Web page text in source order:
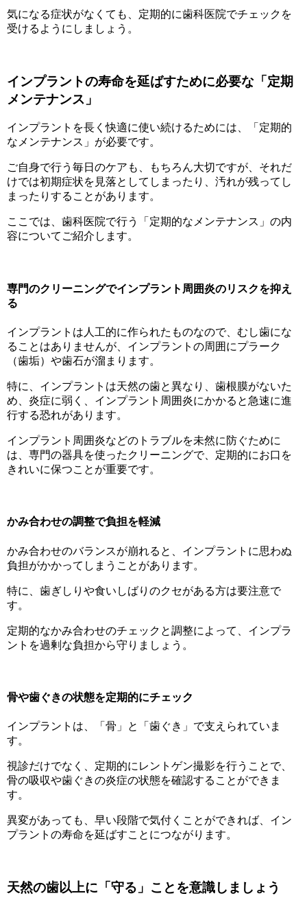
気になる症状がなくても、定期的に歯科医院でチェックを
受けるようにしましょう。
インプラントの寿命を延ばすために必要な「定期
メンテナンス」
インプラントを長く快適に使い続けるためには、「定期的
なメンテナンス」が必要です。
ご自身で行う毎日のケアも、もちろん大切ですが、それだ
けでは初期症状を見落としてしまったり、汚れが残ってし
まったりすることがあります。
ここでは、歯科医院で行う「定期的なメンテナンス」の内
容についてご紹介します。
専門のクリーニングでインプラント周囲炎のリスクを抑え
る
インプラントは人工的に作られたものなので、むし歯にな
ることはありませんが、インプラントの周囲にプラーク
（歯垢）や歯石が溜まります。
特に、インプラントは天然の歯と異なり、歯根膜がないた
め、炎症に弱く、インプラント周囲炎にかかると急速に進
行する恐れがあります。
インプラント周囲炎などのトラブルを未然に防ぐために
は、専門の器具を使ったクリーニングで、定期的にお口を
きれいに保つことが重要です。
かみ合わせの調整で負担を軽減
かみ合わせのバランスが崩れると、インプラントに思わぬ
負担がかかってしまうことがあります。
特に、歯ぎしりや食いしばりのクセがある方は要注意で
す。
定期的なかみ合わせのチェックと調整によって、インプラ
ントを過剰な負担から守りましょう。
骨や歯ぐきの状態を定期的にチェック
インプラントは、「骨」と「歯ぐき」で支えられていま
す。
視診だけでなく、定期的にレントゲン撮影を行うことで、
骨の吸収や歯ぐきの炎症の状態を確認することができま
す。
異変があっても、早い段階で気付くことができれば、イン
プラントの寿命を延ばすことにつながります。
天然の歯以上に「守る」ことを意識しましょう